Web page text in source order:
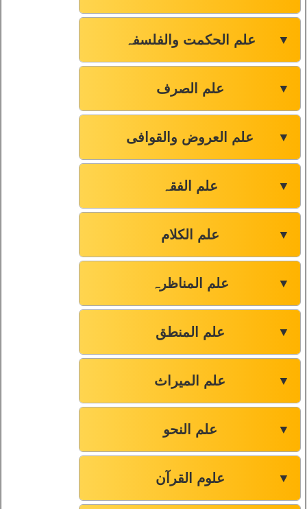
علم الحکمت والفلسفہ ▼
علم الصرف ▼
علم العروض والقوافی ▼
علم الفقہ ▼
علم الکلام ▼
علم المناظرہ ▼
علم المنطق ▼
علم المیراث ▼
علم النحو ▼
علوم القرآن ▼